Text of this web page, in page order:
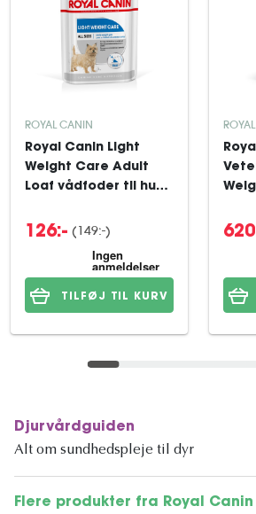
ROYAL CANIN
Royal Canin Light
Weight Care Adult
Loaf vådfoder til hund
126:- (149:-)
TILFØJ TIL KURV
Djurvårdguiden
Alt om sundhedspleje til dyr
Flere produkter fra Royal Canin